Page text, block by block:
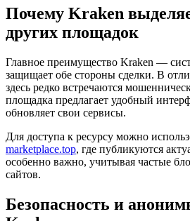
Почему Kraken
других площадок
Главное преимущество Kraken —
защищает обе стороны сделки. В
здесь редко встречаются
площадка предлагает удобный
обновляет свои сервисы.
Для доступа к ресурсу можно
marketplace.top, где публикуются
особенно важно, учитывая частые
сайтов.
Безопасность и